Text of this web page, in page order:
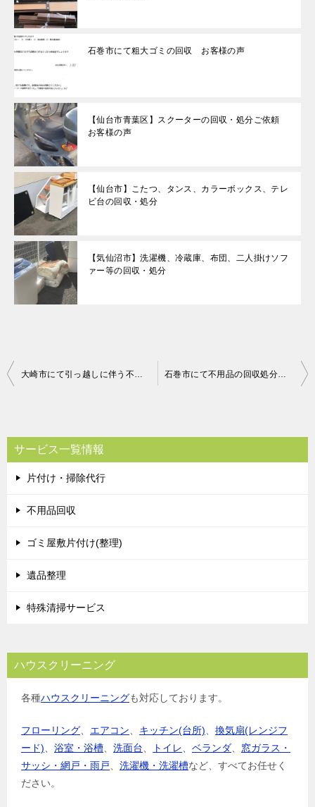
石巻市にて粗大ゴミの回収 お客様の声
【仙台市青葉区】スクーターの回収・処分ご依頼
お客様の声
【仙台市】こたつ、タンス、カラーボックス、テレ
ビ台の回収・処分
【気仙沼市】洗濯機、冷蔵庫、布団、二人掛けソフ
ァー等の回収・処分
投
ビ
ゲ
ー
シ
サービス一覧情報
片付け・掃除代行
不用品回収
ゴミ屋敷片付け(整理)
遺品整理
特殊清掃サービス
ハウスクリーニング
各種ハウスクリーニングも対応しております。
フローリング エアコン キッチン(台所)
換気扇(レンジフ
ード)
浴室・浴槽 洗面台 トイレ ベランダ
窓ガラス・
サッシ・網戸・雨戸
洗濯機・洗濯槽など、すべてお任せく
ださい。